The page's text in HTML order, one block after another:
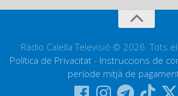
Ràdio Calella Televisió © 2026. Tots
Política de Privacitat - Instruccions de
període mitjà de